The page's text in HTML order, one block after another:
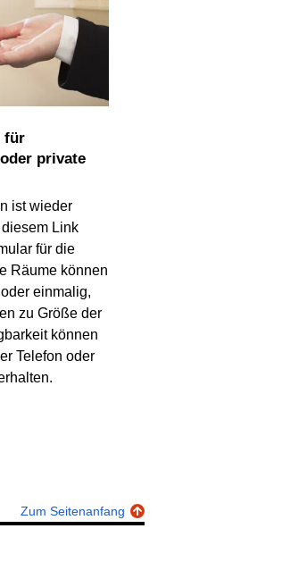
private
ist wieder
Link
für die
Räume können
einmalig,
zu Größe der
können
Telefon oder
Zum Seitenanfang